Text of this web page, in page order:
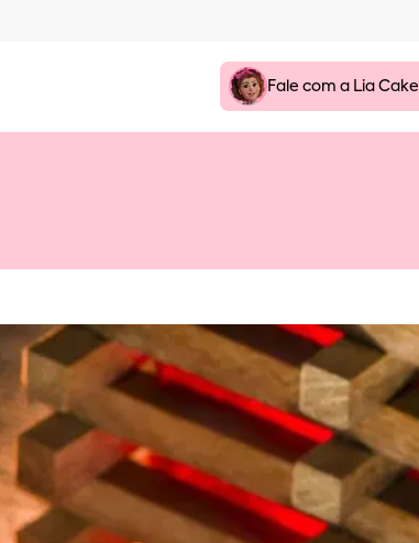
Fale com a Lia Cake